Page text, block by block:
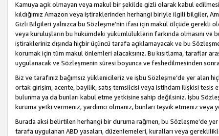
Kamuya açık olmayan veya makul bir şekilde gizli olarak kabul
kıldığımız Amazon veya iştiraklerinden herhangi biriyle ilgili bilgiler,
Gizli Bilgileri yalnızca bu Sözleşme’nin ifası için makul ölçüde gerekli
veya kuruluşların bu hükümdeki yükümlülüklerin farkında olmasını ve
iştirakleriniz dışında hiçbir üçüncü tarafa açıklamayacak ve bu
korumak için tüm makul önlemleri alacaksınız. Bu kısıtlama, taraflar
uygulanacak ve Sözleşmenin süresi boyunca ve feshedilmesinden
Biz ve tarafınız bağımsız yüklenicileriz ve işbu Sözleşme’de yer alan
ortak girişim, acente, bayilik, satış temsilcisi veya istihdam ilişkisi
bulunma ya da bunları kabul etme yetkisine sahip değilsiniz. İşbu
kuruma yetki vermeniz, yardımcı olmanız, bunları teşvik etmeniz
Burada aksi belirtilen herhangi bir duruma rağmen, bu Sözleşme’de
tarafa uygulanan ABD yasaları, düzenlemeleri, kuralları veya